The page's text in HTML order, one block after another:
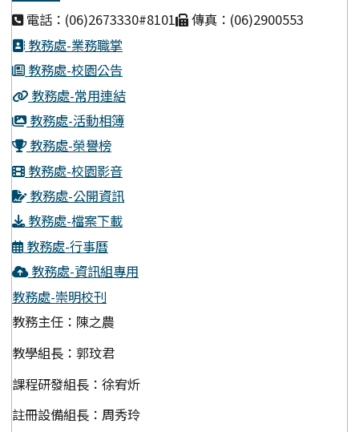
電話：(06)2673330#8101
傳真：(06)2900553
教務處-業務職掌
教務處-校園公告
教務處-常用連結
教務處-活動相簿
教務處-榮譽榜
教務處-校園影音
教務處-公開資訊
教務處-檔案下載
教務處-行事曆
教務處-資訊組專用
教務處-崇明校刊
教務主任：陳之農
教學組長：郭玟君
課程研發組長：徐宥炘
註冊設備組長：周秀玲